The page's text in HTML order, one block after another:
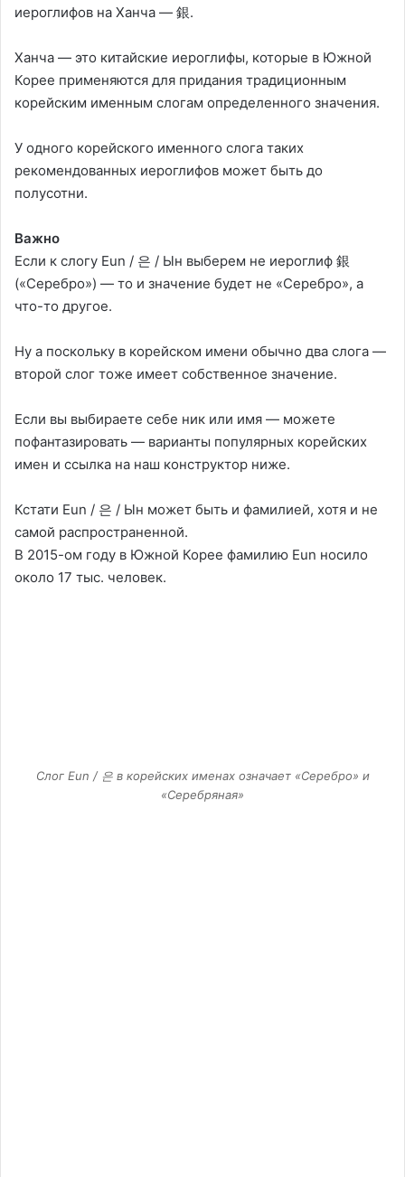
иероглифов на Ханча — 銀.
Ханча — это китайские иероглифы, которые в Южной
Корее применяются для придания традиционным
корейским именным слогам определенного значения.
У одного корейского именного слога таких
рекомендованных иероглифов может быть до
полусотни.
Важно
Если к слогу Eun / 은 / Ын выберем не иероглиф 銀
(«Серебро») — то и значение будет не «Серебро», а
что-то другое.
Ну а поскольку в корейском имени обычно два слога —
второй слог тоже имеет собственное значение.
Если вы выбираете себе ник или имя — можете
пофантазировать — варианты популярных корейских
имен и ссылка на наш конструктор ниже.
Кстати Eun / 은 / Ын может быть и фамилией, хотя и не
самой распространенной.
В 2015-ом году в Южной Корее фамилию Eun носило
около 17 тыс. человек.
Слог Eun / 은 в корейских именах означает «Серебро» и
«Серебряная»